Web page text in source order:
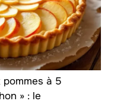
pommes à 5
» : le